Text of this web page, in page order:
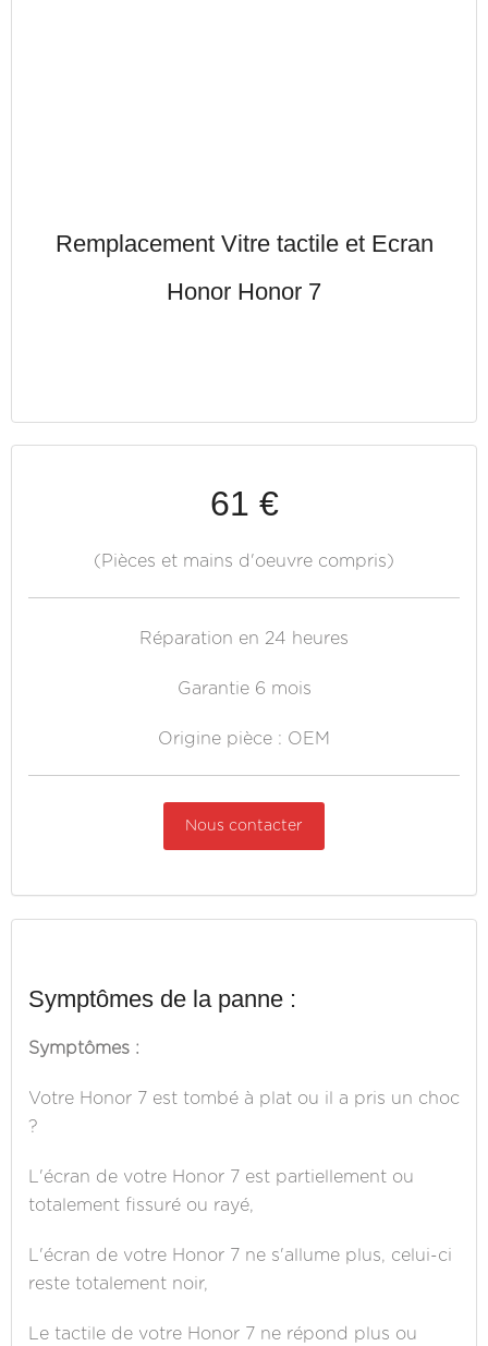
Remplacement Vitre tactile et Ecran
Honor Honor 7
61 €
(Pièces et mains d'oeuvre compris)
Réparation en 24 heures
Garantie 6 mois
Origine pièce : OEM
Nous contacter
Symptômes de la panne :
Symptômes :
Votre Honor 7 est tombé à plat ou il a pris un choc
?
L'écran de votre Honor 7 est partiellement ou
totalement fissuré ou rayé,
L'écran de votre Honor 7 ne s'allume plus, celui-ci
reste totalement noir,
Le tactile de votre Honor 7 ne répond plus ou